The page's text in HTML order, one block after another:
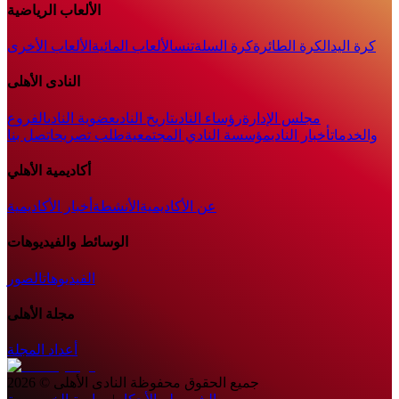
الألعاب الرياضية
كرة اليد الكرة الطائرةكرة السلةتنسالألعاب المائية الألعاب الأخرى
النادى الأهلى
مجلس الإدارةرؤساء النادىتاريخ النادىعضوية النادىالفروع
والخدماتأخبار الناديمؤسسة النادي المجتمعيةطلب تصريحاتصل بنا
أكاديمية الأهلي
عن الأكاديمية الأنشطة أخبار الأكاديمية
الوسائط والفيديوهات
الفيديوهاتالصور
مجلة الأهلى
أعداد المجلة
جميع الحقوق محفوظة النادى الأهلى ©
2026